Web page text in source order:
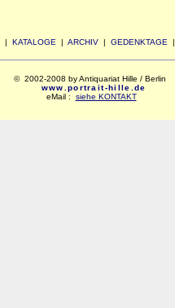
| KATALOGE | ARCHIV | GEDENKTAGE
© 2002-2008 by Antiquariat Hille / Berlin
www.portrait-hille.de
eMail : siehe KONTAKT